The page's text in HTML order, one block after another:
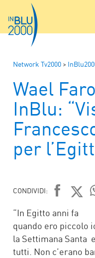
Network Tv2000 >
Wael
InBlu:
per
CONDIVIDI:
“In Egitto anni fa
quando ero piccolo
la Settimana Santa
tutti. Non c’erano